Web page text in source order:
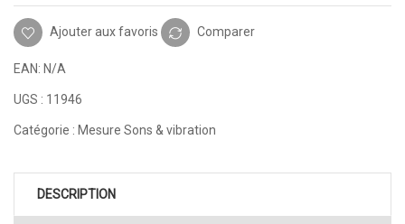
Ajouter aux favoris Comparer
EAN: N/A
UGS : 11946
Catégorie : Mesure Sons & vibration
DESCRIPTION